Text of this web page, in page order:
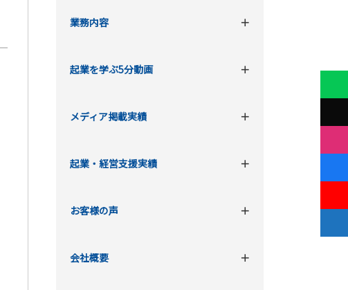
業務内容
起業を学ぶ5分動画
メディア掲載実績
起業・経営支援実績
お客様の声
会社概要